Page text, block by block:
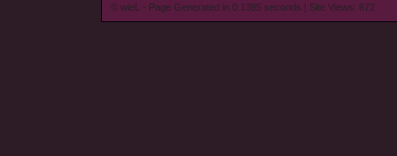
© wieL - Page Generated in 0.1395 seconds | Site Views: 672